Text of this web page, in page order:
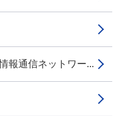
報通信ネットワー...